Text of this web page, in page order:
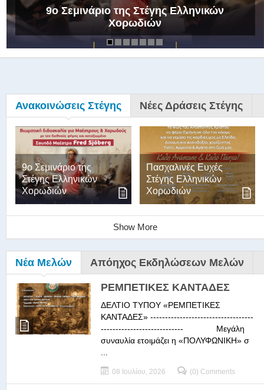
9ο Σεμινάριο της Στέγης Ελληνικών
Χορωδιών
Ανακοινώσεις Στέγης Νέες Δράσεις Στέγης
9ο Σεμινάριο της
Στέγης Ελληνικών
Χορωδιών
Πασχαλινές Ευχές
Στέγης Ελληνικών
Χορωδιών
Show More
Νέα Μελών Απόηχος Εκδηλώσεων Μελών
ΡΕΜΠΕΤΙΚΕΣ ΚΑΝΤΑΔΕΣ
ΔΕΛΤΙΟ ΤΥΠΟΥ «ΡΕΜΠΕΤΙΚΕΣ
ΚΑΝΤΑΔΕΣ» -----------------------------------
---------------------------- Μεγάλη
συναυλία ετοιμάζει η «ΠΟΛΥΦΩΝΙΚΗ» σ
08 Ιουλίου, 2026 (0) Comments